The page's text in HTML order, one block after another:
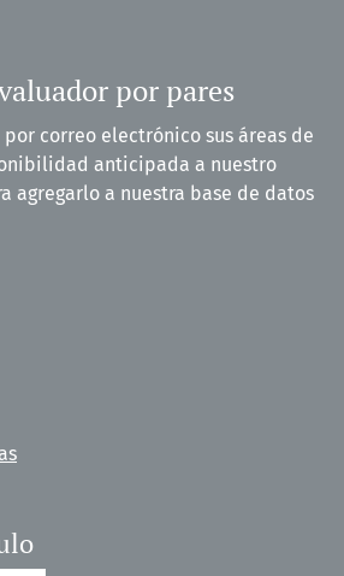
por pares
correo electrónico sus áreas de
anticipada a nuestro
agregarlo a nuestra base de datos